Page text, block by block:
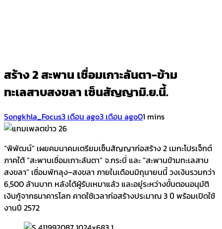
สร้าง 2 สะพาน เชื่อมเกาะลันตา-ข้าม
ทะเลสาบสงขลา เซ็นสัญญามิ.ย.นี้.
Songkhla_Focus3 เดือน ago3 เดือน ago01 mins
“พิพัฒน์” เผยคมนาคมเตรียมเซ็นสัญญาก่อสร้าง 2 เมกะโปรเจ็กต์
ภาคใต้ “สะพานเชื่อมเกาะลันตา” จ.กระบี่ และ “สะพานข้ามทะเลสาบ
สงขลา” เชื่อมพัทลุง–สงขลา ภายในเดือนมิถุนายนนี้ วงเงินรวมกว่า
6,500 ล้านบาท หลังได้ผู้รับเหมาแล้ว และอยู่ระหว่างขั้นตอนอนุมัติ
เงินกู้จากธนาคารโลก คาดใช้เวลาก่อสร้างประมาณ 3 ปี พร้อมเปิดใช้
งานปี 2572